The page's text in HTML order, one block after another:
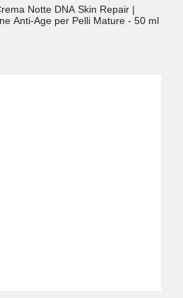
Notte DNA Skin Repair |
Anti-Age per Pelli Mature - 50 ml